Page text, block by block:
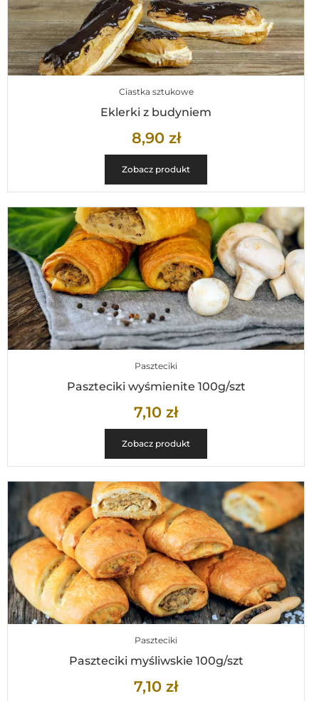
Ciastka sztukowe
Eklerki z budyniem
8,90 zł
Zobacz produkt
Paszteciki
Paszteciki wyśmienite 100g/szt
7,10 zł
Zobacz produkt
Paszteciki
Paszteciki myśliwskie 100g/szt
7,10 zł